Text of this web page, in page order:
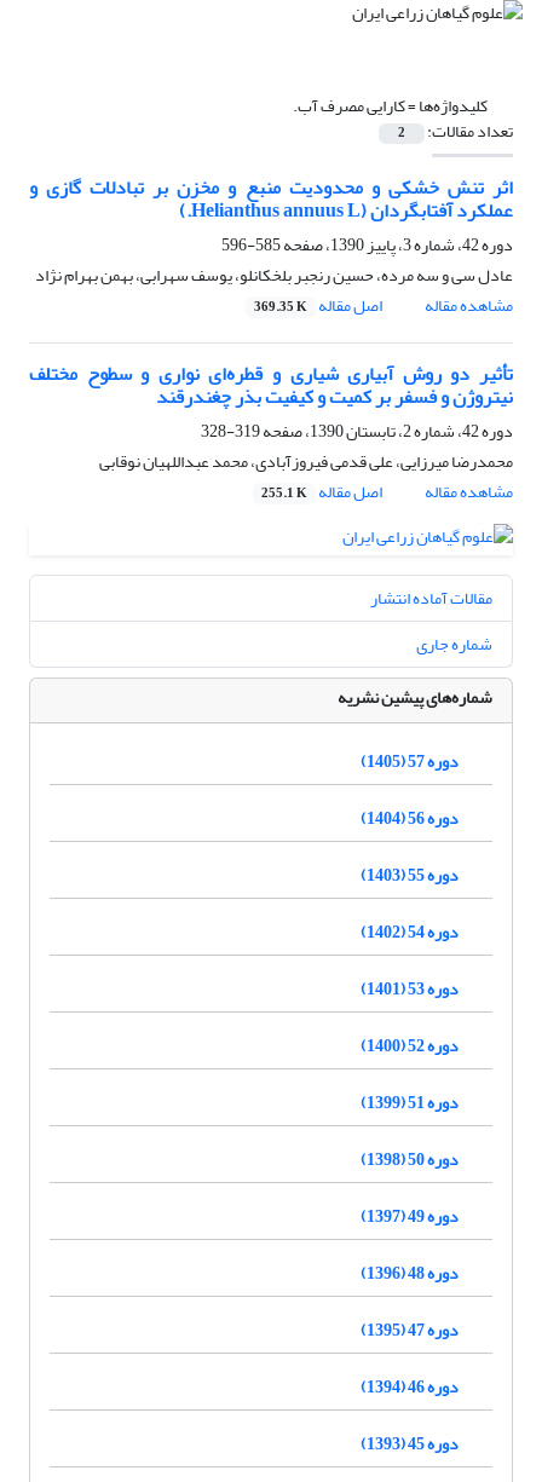
کلیدواژه‌ها =کارایی مصرف آب.
تعداد مقالات: 2
اثر تنش خشکی و محدودیت منبع و مخزن بر تبادلات گازی و
عملکرد آفتابگردان (Helianthus annuus L.)
دوره 42، شماره 3، پاییز 1390، صفحه
585-596
عادل سی و سه مرده، حسین رنجبر بلخکانلو، یوسف سهرابی، بهمن بهرام نژاد
مشاهده مقاله
اصل مقاله 369.35 K
تأثیر دو روش آبیاری شیاری و قطره‌ای نواری و سطوح مختلف
نیتروژن و فسفر بر کمیت و کیفیت بذر چغندرقند
دوره 42، شماره 2، تابستان 1390، صفحه
319-328
محمدرضا میرزایی، علی قدمی فیروزآبادی، محمد عبداللهیان نوقابی
مشاهده مقاله
اصل مقاله 255.1 K
مقالات آماده انتشار
شماره جاری
شماره‌های پیشین نشریه
دوره 57 (1405)
دوره 56 (1404)
دوره 55 (1403)
دوره 54 (1402)
دوره 53 (1401)
دوره 52 (1400)
دوره 51 (1399)
دوره 50 (1398)
دوره 49 (1397)
دوره 48 (1396)
دوره 47 (1395)
دوره 46 (1394)
دوره 45 (1393)